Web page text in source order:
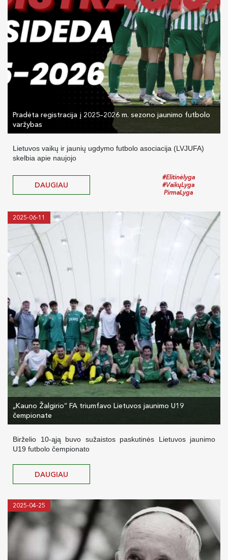
Pradėta registracija į 2025–2026 m. sezono jaunimo futbolo
varžybas
Lietuvos vaikų ir jaunių ugdymo futbolo asociacija (LVJUFA)
skelbia apie naujojo
DAUGIAU
#Elitinėlyga
#VaikųLyga
PirmaLyga
2025-06-11
„Kauno Žalgirio“ FA triumfavo Lietuvos jaunimo U19
čempionate
Birželio 10-ąją buvo sužaistos paskutinės Lietuvos jaunimo
U19 futbolo čempionato
DAUGIAU
2025-04-25